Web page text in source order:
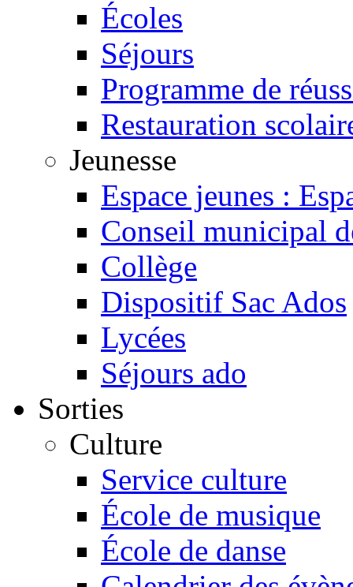
Écoles
Séjours
Programme de
Restauration
Jeunesse
Espace jeunes :
Conseil municipal
Collège
Dispositif Sac Ados
Lycées
Séjours ado
Sorties
Culture
Service culture
École de musique
École de danse